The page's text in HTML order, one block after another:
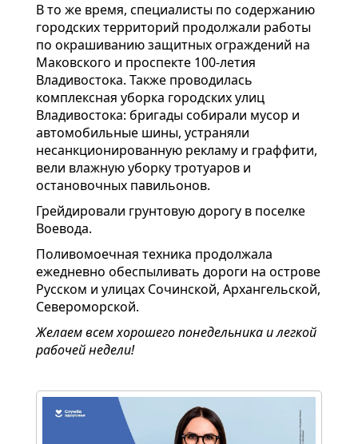
В то же время, специалисты по содержанию
городских территорий продолжали работы
по окрашиванию защитных ограждений на
Маковского и проспекте 100-летия
Владивостока. Также проводилась
комплексная уборка городских улиц
Владивостока: бригады собирали мусор и
автомобильные шины, устраняли
несанкционированную рекламу и граффити,
вели влажную уборку тротуаров и
остановочных павильонов.
Грейдировали грунтовую дорогу в поселке
Воевода.
Поливомоечная техника продолжала
ежедневно обеспыливать дороги на острове
Русском и улицах Сочинской, Архангельской,
Североморской.
Желаем всем хорошего понедельника и легкой
рабочей недели!